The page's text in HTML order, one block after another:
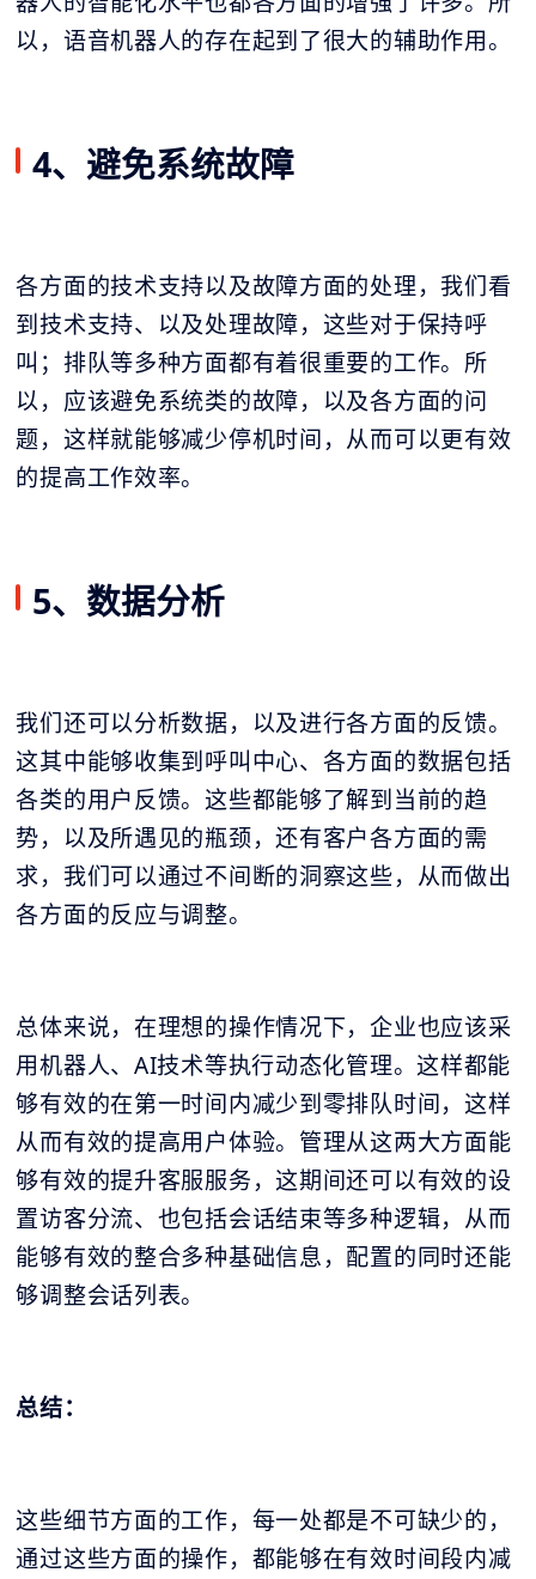
以，语音机器人的存在起到了很大的辅助作用。
4、避免系统故障
各方面的技术支持以及故障方面的处理，我们看
到技术支持、以及处理故障，这些对于保持呼
叫；排队等多种方面都有着很重要的工作。所
以，应该避免系统类的故障，以及各方面的问
题，这样就能够减少停机时间，从而可以更有效
的提高工作效率。
5、数据分析
我们还可以分析数据，以及进行各方面的反馈。
这其中能够收集到呼叫中心、各方面的数据包括
各类的用户反馈。这些都能够了解到当前的趋
势，以及所遇见的瓶颈，还有客户各方面的需
求，我们可以通过不间断的洞察这些，从而做出
各方面的反应与调整。
总体来说，在理想的操作情况下，企业也应该采
用机器人、AI技术等执行动态化管理。这样都能
够有效的在第一时间内减少到零排队时间，这样
从而有效的提高用户体验。管理从这两大方面能
够有效的提升客服服务，这期间还可以有效的设
置访客分流、也包括会话结束等多种逻辑，从而
能够有效的整合多种基础信息，配置的同时还能
够调整会话列表。
总结：
这些细节方面的工作，每一处都是不可缺少的，
通过这些方面的操作，都能够在有效时间段内减